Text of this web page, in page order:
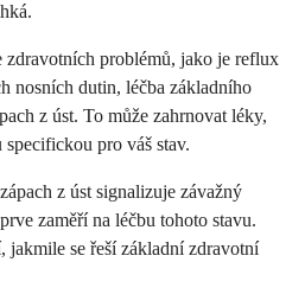
zdravotních problémů, jako je reflux
nosních dutin, léčba základního
z úst. To může zahrnovat léky,
pro váš stav.
z úst signalizuje závažný
zaměří na léčbu tohoto stavu.
jakmile se řeší základní zdravotní